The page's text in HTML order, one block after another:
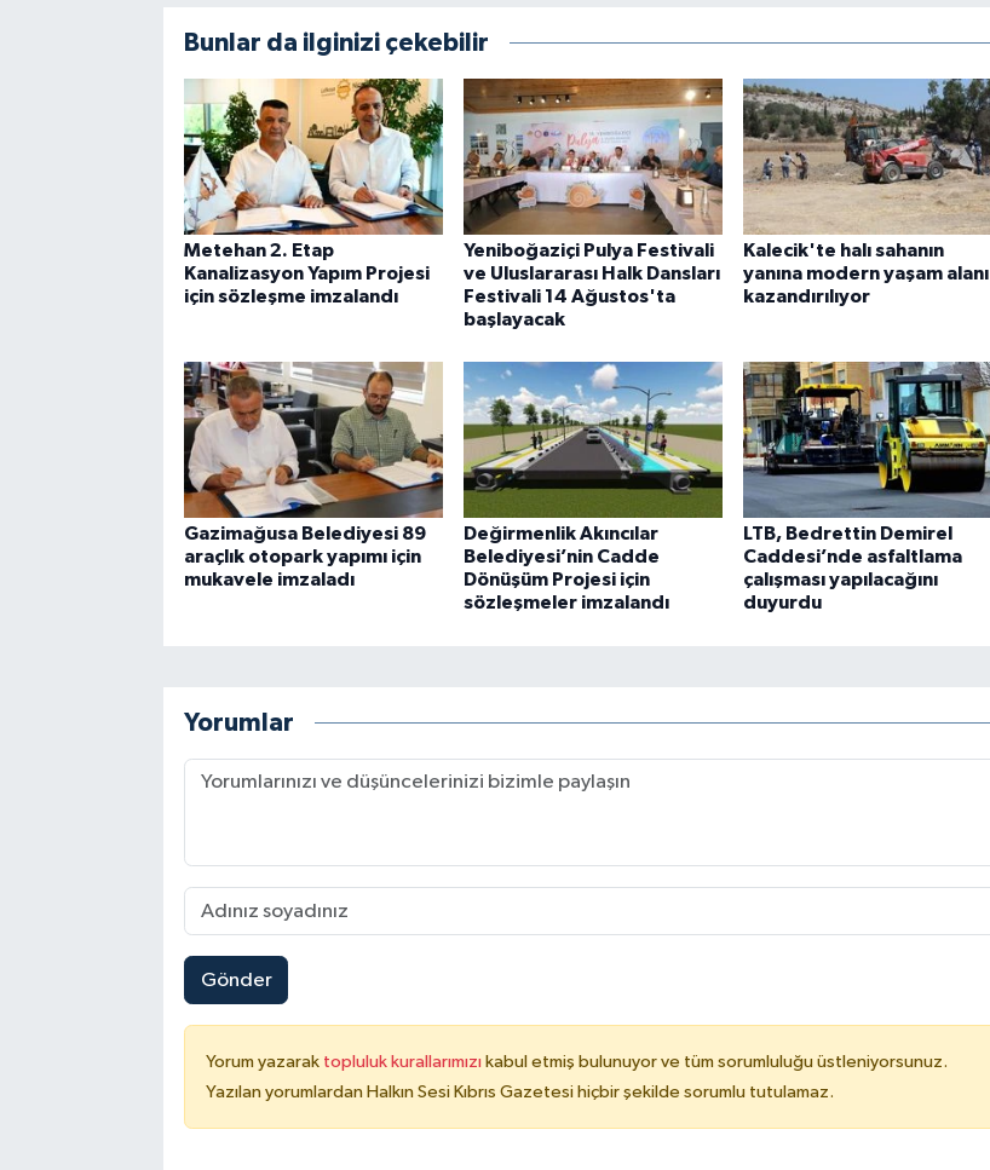
Bunlar da ilginizi çekebilir
Metehan 2. Etap
Kanalizasyon Yapım Projesi
için sözleşme imzalandı
Yeniboğaziçi Pulya Festivali
ve Uluslararası Halk Dansları
Festivali 14 Ağustos'ta
başlayacak
Kalecik'te halı sahanın
yanına modern yaşam alanı
kazandırılıyor
Gazimağusa Belediyesi 89
araçlık otopark yapımı için
mukavele imzaladı
Değirmenlik Akıncılar
Belediyesi’nin Cadde
Dönüşüm Projesi için
sözleşmeler imzalandı
LTB, Bedrettin Demirel
Caddesi’nde asfaltlama
çalışması yapılacağını
duyurdu
Yorumlar
Gönder
Yorum yazarak topluluk kurallarımızı kabul etmiş bulunuyor ve tüm sorumluluğu üstleniyorsunuz.
Yazılan yorumlardan Halkın Sesi Kıbrıs Gazetesi hiçbir şekilde sorumlu tutulamaz.